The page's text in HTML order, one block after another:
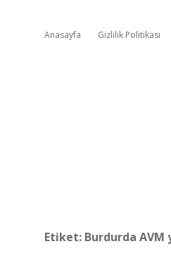
Anasayfa Gizlilik Politikası
Etiket: Burdurda AVM